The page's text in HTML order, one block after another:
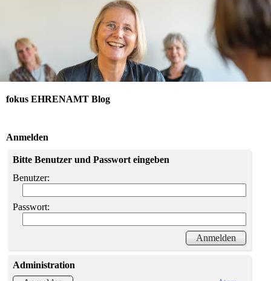
fokus EHRENAMT Blog
Anmelden
Bitte Benutzer und Passwort eingeben
Benutzer:
Passwort:
Administration